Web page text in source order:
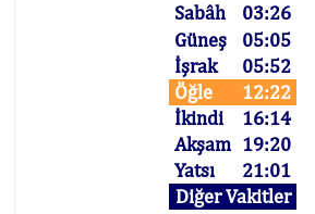
Sabâh
03:26
Güneş
05:05
İşrak
05:52
Öğle
12:22
İkindi
16:14
Akşam 19:20
Yatsı
21:01
Diğer Vakitler